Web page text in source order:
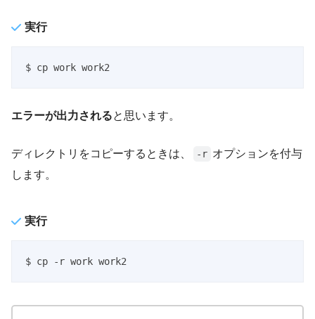
実行
$ cp work work2
エラーが出力されると思います。
ディレクトリをコピーするときは、 -r オプションを付与
します。
実行
$ cp -r work work2